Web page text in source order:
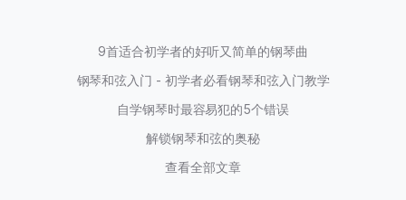
9首适合初学者的好听又简单的钢琴曲
钢琴和弦入门 - 初学者必看钢琴和弦入门教学
自学钢琴时最容易犯的5个错误
解锁钢琴和弦的奥秘
查看全部文章